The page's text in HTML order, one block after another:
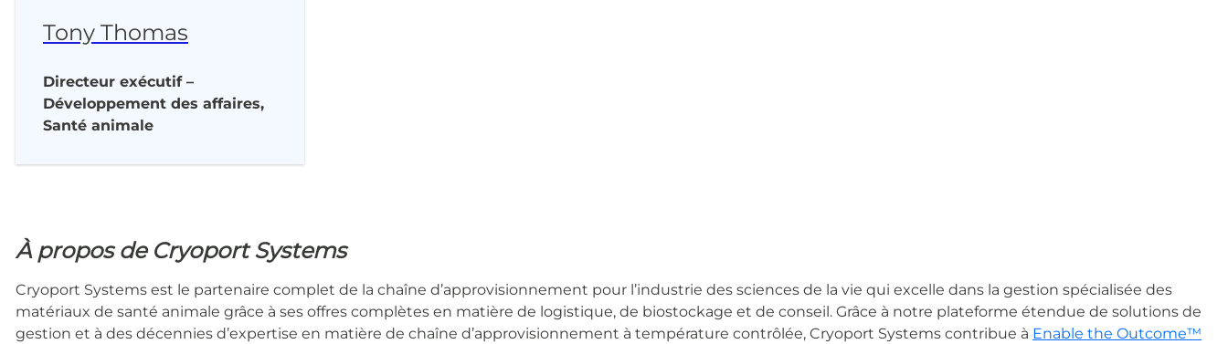
Tony Thomas
Directeur exécutif –
Développement des affaires,
Santé animale
À propos de Cryoport Systems
Cryoport Systems est le partenaire complet de la chaîne d’approvisionnement pour l’industrie des sciences de la vie qui excelle dans la gestion spécialisée des
matériaux de santé animale grâce à ses offres complètes en matière de logistique, de biostockage et de conseil. Grâce à notre plateforme étendue de solutions de
gestion et à des décennies d’expertise en matière de chaîne d’approvisionnement à température contrôlée, Cryoport Systems contribue à Enable the Outcome™